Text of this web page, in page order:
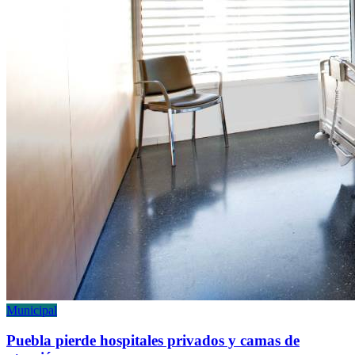
Municipal
Puebla pierde hospitales privados y camas de